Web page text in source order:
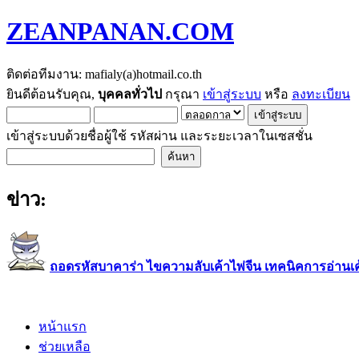
ZEANPANAN.COM
ติดต่อทีมงาน: mafialy(a)hotmail.co.th
ยินดีต้อนรับคุณ, บุคคลทั่วไป กรุณา เข้าสู่ระบบ หรือ ลงทะเบียน
เข้าสู่ระบบด้วยชื่อผู้ใช้ รหัสผ่าน และระยะเวลาในเซสชั่น
ข่าว:
ถอดรหัสบาคาร่า ไขความลับเค้าไพ่จีน เทคนิคการอ่าน
หน้าแรก
ช่วยเหลือ